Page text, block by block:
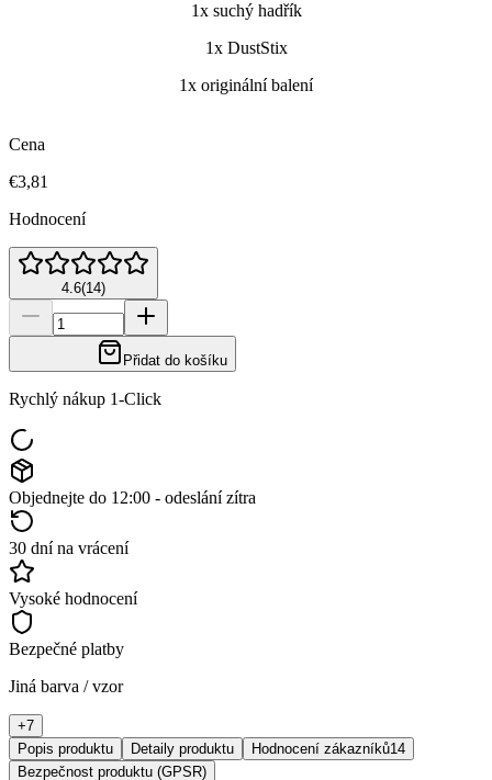
1x suchý hadřík
1x DustStix
1x originální balení
Cena
€3,81
Hodnocení
4.6(14)
Přidat do košíku
Rychlý nákup 1-Click
Objednejte do 12:00 - odeslání zítra
30 dní na vrácení
Vysoké hodnocení
Bezpečné platby
Jiná barva / vzor
+7
Popis produktu
Detaily produktu Hodnocení zákazníků14
Bezpečnost produktu (GPSR)